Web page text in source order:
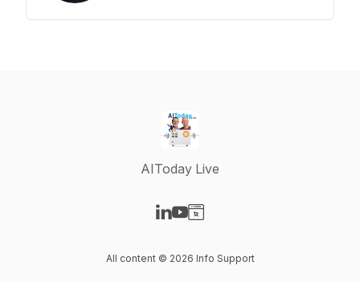
AIToday Live
All content © 2026 Info Support